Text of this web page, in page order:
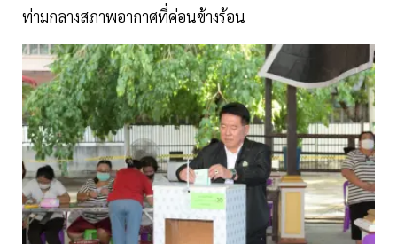
ท่ามกลางสภาพอากาศที่ค่อนข้างร้อน